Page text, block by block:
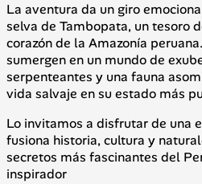
La aventura da un giro
selva de Tambopata, un tesoro
corazón de la Amazonía
sumergen en un mundo de
serpenteantes y una fauna
vida salvaje en su estado más
Lo invitamos a disfrutar de una
fusiona historia, cultura y
secretos más fascinantes del
inspirador